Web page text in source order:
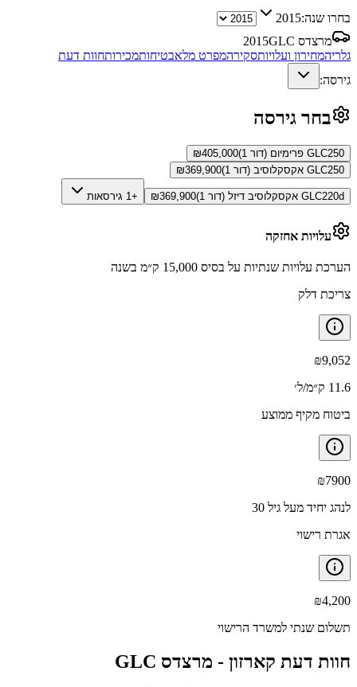
בחרו שנה:2015
מרצדס GLC
2015
גלריהמחירון ועלויותסקירהמפרט מלאבטיחותמכירותחוות דעת
גירסה:
בחר גירסה
GLC250 פרימיום (דור 1) ₪405,000
GLC250 אקסקלוסיב (דור 1)
₪369,900
GLC220d אקסקלוסיב דיזל (דור 1) ₪369,900 +1 גירסאות
עלויות אחזקה
הערכת עלויות שנתיות על בסיס 15,000 ק״מ בשנה
צריכת דלק
₪9,052
11.6 ק״מ/ל׳
ביטוח מקיף ממוצע
₪7900
לנהג יחיד מעל גיל 30
אגרת רישוי
₪4,200
תשלום שנתי למשרד הרישוי
חוות דעת קארזון - מרצדס GLC